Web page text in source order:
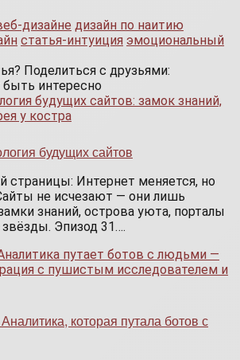
дизайне дизайн по наитию
статья-интуиция эмоциональный
Поделиться с друзьями:
интересно
будущих сайтов
страницы: Интернет меняется, но
не исчезают — они лишь
знаний, острова уюта, порталы
Эпизод 31….
которая путала ботов с